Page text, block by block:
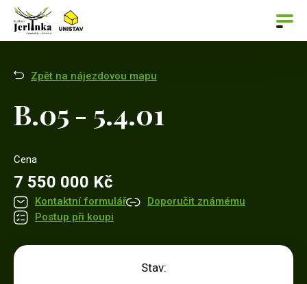
Zpět na nájezdovou mapu
B.05 - 5.4.01
Cena
7 550 000 Kč
Kontaktní formulář
Doporučit známému
Postup při koupi
Stav: